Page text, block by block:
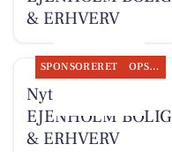
& ERHVERV
SPONSORERET OPSLAGSTAVLEN
Nyt fra
EJENHOLM BOLIG
& ERHVERV